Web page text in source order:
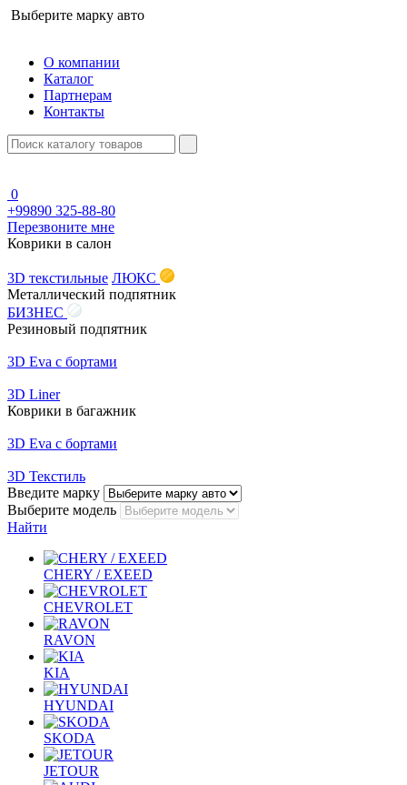
Выберите марку авто
О компании
Каталог
Партнерам
Контакты
0
+99890 325-88-80
Перезвоните мне
Коврики в салон
3D текстильные ЛЮКС
Металлический подпятник
БИЗНЕС
Резиновый подпятник
3D Eva с бортами
3D Liner
Коврики в багажник
3D Eva с бортами
3D Текстиль
Введите марку
Выберите модель
Найти
CHERY / EXEED
CHEVROLET
RAVON
KIA
HYUNDAI
SKODA
JETOUR